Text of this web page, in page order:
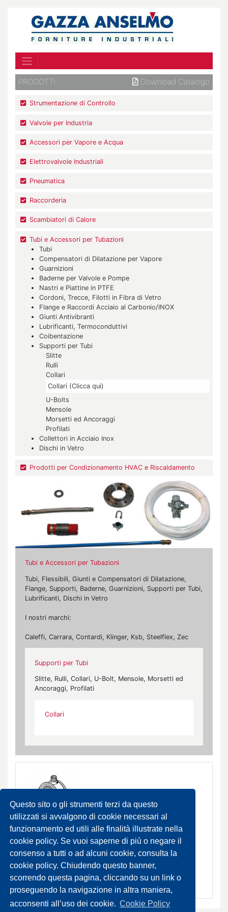
Questo sito o gli strumenti terzi da questo
utilizzati si avvalgono di cookie necessari al
funzionamento ed utili alle finalità illustrate nella
cookie policy. Se vuoi saperne di più o negare il
consenso a tutti o ad alcuni cookie, consulta la
cookie policy. Chiudendo questo banner,
scorrendo questa pagina, cliccando su un link o
proseguendo la navigazione in altra maniera,
acconsenti all’uso dei cookie. Cookie Policy
PRODOTTI Download Catalogo
Strumentazione di Controllo
Valvole per Industria
Accessori per Vapore e Acqua
Elettrovalvole Industriali
Pneumatica
Raccorderia
Scambiatori di Calore
Tubi e Accessori per Tubazioni
Tubi
Compensatori di Dilatazione per Vapore
Guarnizioni
Baderne per Valvole e Pompe
Nastri e Piattine in PTFE
Cordoni, Trecce, Filotti in Fibra di Vetro
Flange e Raccordi Acciaio al Carbonio/INOX
Giunti Antivibranti
Lubrificanti, Termoconduttivi
Coibentazione
Supporti per Tubi
Slitte
Rulli
Collari
Collari (Clicca qui)
U-Bolts
Mensole
Morsetti ed Ancoraggi
Profilati
Collettori in Acciaio Inox
Dischi in Vetro
Prodotti per Condizionamento HVAC e Riscaldamento
Tubi e Accessori per Tubazioni
Tubi, Flessibili, Giunti e Compensatori di Dilatazione,
Flange, Supporti, Baderne, Guarnizioni, Supporti per Tubi,
Lubrificanti, Dischi in Vetro
I nostri marchi:
Caleffi, Carrara, Contardi, Klinger, Ksb, Steelflex, Zec
Supporti per Tubi
Slitte, Rulli, Collari, U-Bolt, Mensole, Morsetti ed
Ancoraggi, Profilati
Collari
Stab D Collari
DA ORDINARE
SCHEDA PRODOTTO